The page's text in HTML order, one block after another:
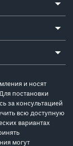
и носят
постановки
за консультацией
всю доступную
вариантах
могут